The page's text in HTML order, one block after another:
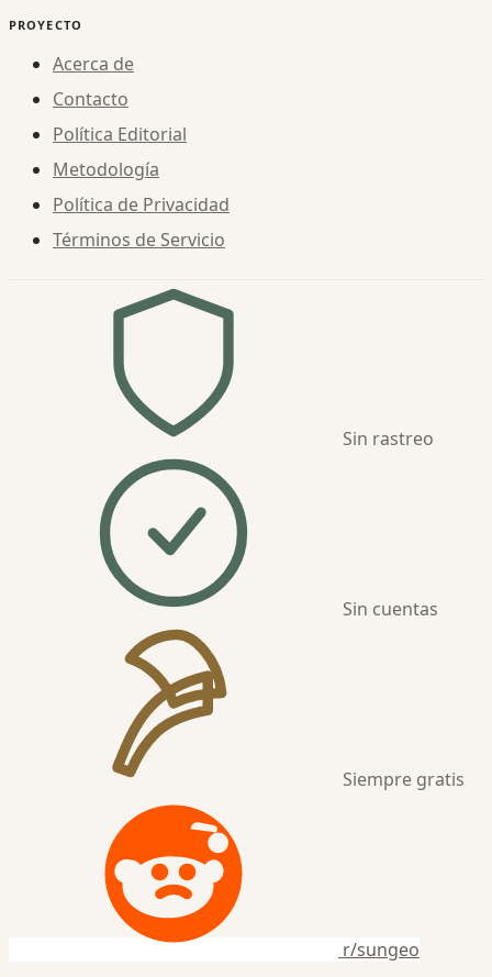
PROYECTO
Acerca de
Contacto
Política Editorial
Metodología
Política de Privacidad
Términos de Servicio
Sin rastreo
Sin cuentas
Siempre gratis
r/sungeo